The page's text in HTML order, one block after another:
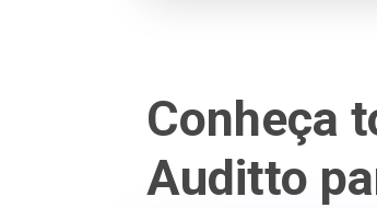
Conheça
Auditto